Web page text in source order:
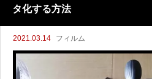
タ化する方法
2021.03.14 フィルム